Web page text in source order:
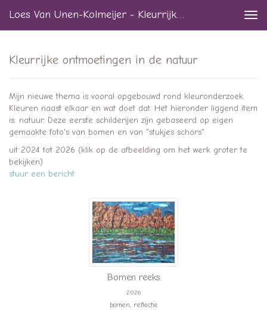
Loes Van Unen-Kolmeijer - Kleurrijke Ontmoetingen In De Natuur
Kleurrijke ontmoetingen in de natuur
Mijn nieuwe thema is vooral opgebouwd rond kleuronderzoek.
Kleuren naast elkaar en wat doet dat. Het hieronder liggend item
is: natuur. Deze eerste schilderijen zijn gebaseerd op eigen
gemaakte foto's van bomen en van "stukjes schors".
uit 2024 tot 2026 (klik op de afbeelding om het werk groter te
bekijken)
stuur een bericht
Bomen reeks
2026
bomen, reflectie